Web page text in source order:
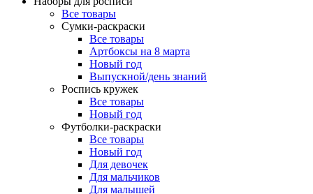
Все товары
Сумки-раскраски
Все товары
Артбоксы на 8 марта
Новый год
Выпускной/день знаний
Роспись кружек
Все товары
Новый год
Футболки-раскраски
Все товары
Новый год
Для девочек
Для мальчиков
Для малышей